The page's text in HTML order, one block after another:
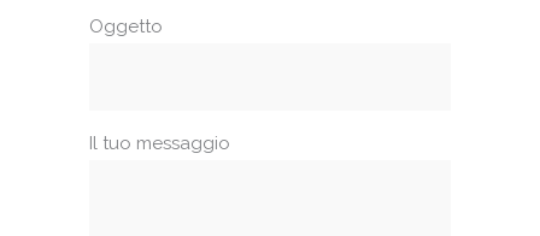
Oggetto
Il tuo messaggio